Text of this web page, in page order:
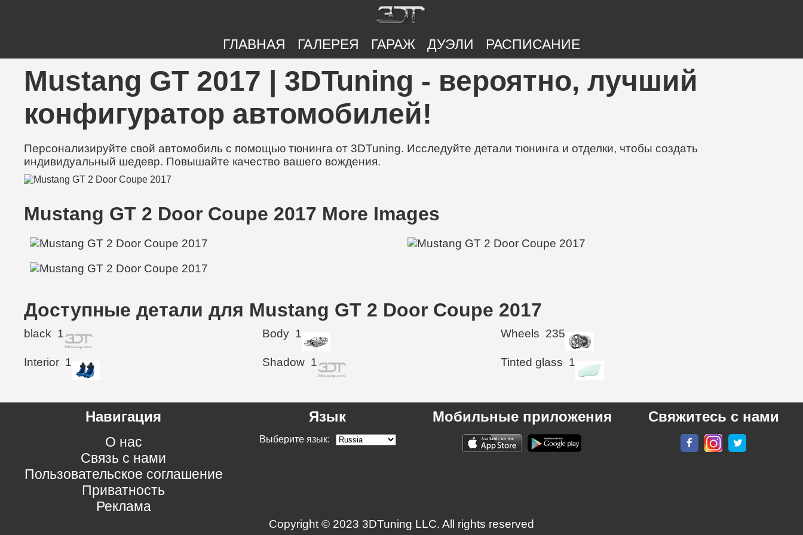
ГЛАВНАЯ ГАЛЕРЕЯ ГАРАЖ ДУЭЛИ РАСПИСАНИЕ
Mustang GT 2017 | 3DTuning - вероятно, лучший
конфигуратор автомобилей!
Персонализируйте свой автомобиль с помощью тюнинга от 3DTuning. Исследуйте детали тюнинга и отделки, чтобы создать
индивидуальный шедевр. Повышайте качество вашего вождения.
Mustang GT 2 Door Coupe 2017 More Images
Доступные детали для Mustang GT 2 Door Coupe 2017
black 1 Body 1 Wheels 235
Interior 1 Shadow 1 Tinted glass 1
Навигация
О нас
Связь с нами
Пользовательское соглашение
Приватность
Реклама
Язык
Выберите язык:
Мобильные приложения Свяжитесь с нами
Copyright © 2023 3DTuning LLC. All rights reserved